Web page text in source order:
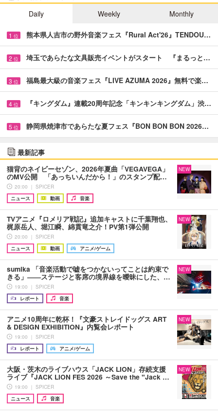
Daily
Weekly Monthly
1 位 熊本県人吉市の野外音楽フェス『Rural Act'26』TENDOU…
2 位 埼玉であらたな文具販売イベントがスタート 『まるっと…
3 位 福島最大級の音楽フェス『LIVE AZUMA 2026』無料で楽…
4 位 『キングダム』連載20周年記念「キンキンキングダム」渋…
5 位 静岡県焼津市であらたな夏フェス『BON BON BON 2026…
最新記事
猫背のネイビーセゾン、2026年夏曲「VEGAVEGA」
のMV公開 「あっちいんだから！」のスタンプ配…
20:00 ｜ SPICER
ニュース
動画 音楽
NEW
TVアニメ『ロメリア戦記』追加キャストに千葉翔也、
梶原岳人、堀江瞬、綿貫竜之介！PV第1弾公開
20:00 ｜ SPICER
ニュース
動画 アニメ/ゲーム
NEW
sumika 「音楽活動で嘘をつかないってことは約束で
きる」――ステージと客席の境界線を曖昧にした、…
19:00 ｜ SPICER
レポート
音楽
NEW
アニメ10周年に乾杯！『文豪ストレイドッグス ART
& DESIGN EXHIBITION』内覧会レポート
19:00 ｜ SPICER
レポート
アニメ/ゲーム
NEW
大阪・茨木のライブハウス「JACK LION」存続支援
ライブ『JACK LION FES 2026 ～Save the "Jack …
19:00 ｜ SPICER
ニュース
音楽
NEW